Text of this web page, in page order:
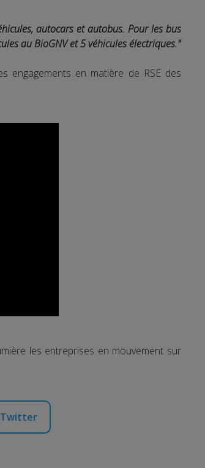
autocars et autobus. Pour les bus
au BioGNV et 5 véhicules électriques."
engagements en matière de RSE des
les entreprises en mouvement sur
Twitter